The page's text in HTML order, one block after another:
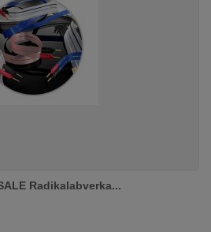
Radikalabverka...